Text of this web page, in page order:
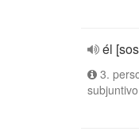
él
3.
subjuntivo